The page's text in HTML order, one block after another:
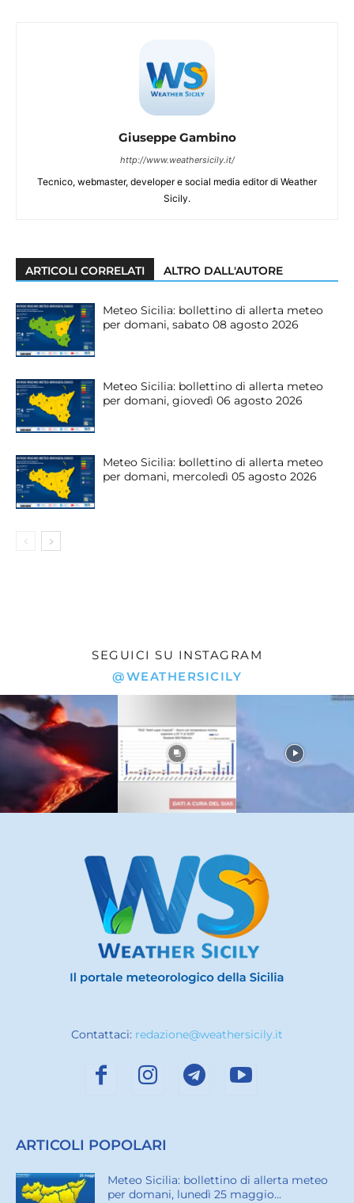
Giuseppe Gambino
http://www.weathersicily.it/
Tecnico, webmaster, developer e social media editor di Weather
Sicily.
ARTICOLI CORRELATI ALTRO DALL'AUTORE
Meteo Sicilia: bollettino di allerta meteo
per domani, sabato 08 agosto 2026
Meteo Sicilia: bollettino di allerta meteo
per domani, giovedì 06 agosto 2026
Meteo Sicilia: bollettino di allerta meteo
per domani, mercoledì 05 agosto 2026
SEGUICI SU INSTAGRAM
@WEATHERSICILY
Contattaci: redazione@weathersicily.it
ARTICOLI POPOLARI
Meteo Sicilia: bollettino di allerta meteo
per domani, lunedì 25 maggio...